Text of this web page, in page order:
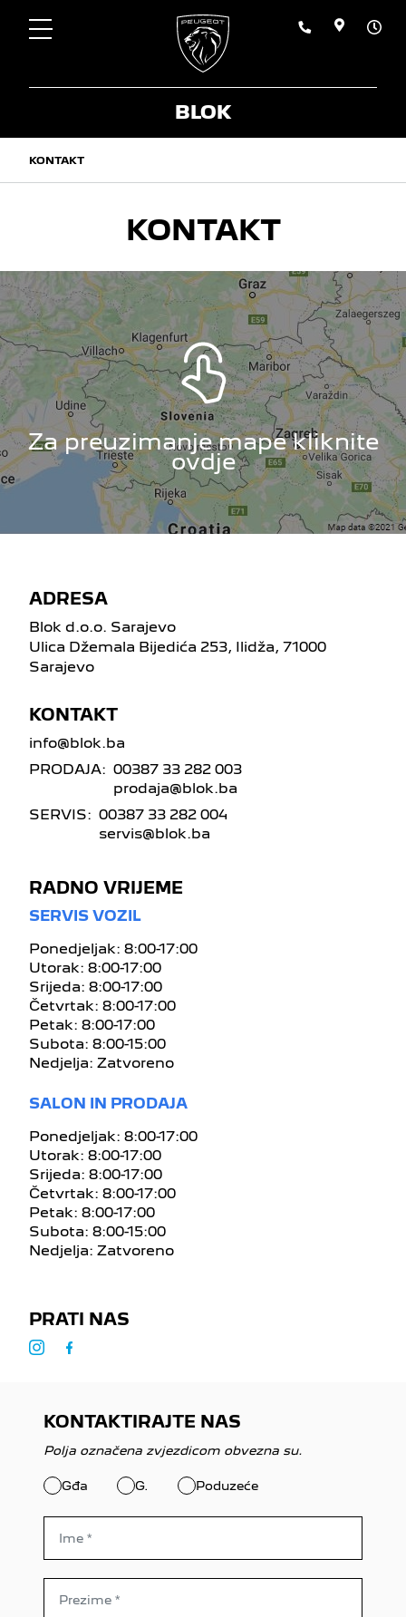
BLOK
KONTAKT
KONTAKT
Za preuzimanje mape kliknite
ovdje
ADRESA
Blok d.o.o. Sarajevo
Ulica Džemala Bijedića 253, Ilidža, 71000
Sarajevo
KONTAKT
info@blok.ba
PRODAJA: 00387 33 282 003
prodaja@blok.ba
SERVIS: 00387 33 282 004
servis@blok.ba
RADNO VRIJEME
SERVIS VOZIL
Ponedjeljak: 8:00-17:00
Utorak: 8:00-17:00
Srijeda: 8:00-17:00
Četvrtak: 8:00-17:00
Petak: 8:00-17:00
Subota: 8:00-15:00
Nedjelja: Zatvoreno
SALON IN PRODAJA
Ponedjeljak: 8:00-17:00
Utorak: 8:00-17:00
Srijeda: 8:00-17:00
Četvrtak: 8:00-17:00
Petak: 8:00-17:00
Subota: 8:00-15:00
Nedjelja: Zatvoreno
PRATI NAS
KONTAKTIRAJTE NAS
Polja označena zvjezdicom obvezna su.
Gđa G. Poduzeće